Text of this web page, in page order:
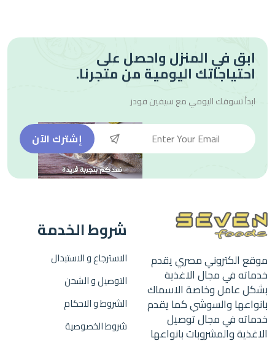
ابق في المنزل واحصل على
احتياجاتك اليومية من متجرنا.
ابدأ تسوقك اليومي معسيفين فودز
إشترك الآن
موقع الكتروني مصري يقدم
خدماته في مجال الاغذية
بشكل عامل وخاصة الاسماك
بانواعها والسوشي كما يقدم
خدماته في مجال توصيل
الاغذية والمشروبات بانواعها
شروط الخدمة
الاسترجاع و الاستبدال
التوصيل و الشحن
الشروط و الاحكام
شروط الخصوصية